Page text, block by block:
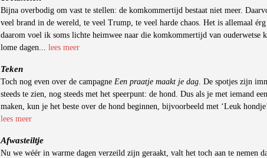
Bijna overbodig om vast te stellen: de komkommertijd bestaat niet meer.
veel brand in de wereld, te veel Trump, te veel harde chaos. Het is allemaal
daarom voel ik soms lichte heimwee naar die komkommertijd van ouderwetse
lome dagen... lees meer
Teken
Toch nog even over de campagne Een praatje maakt je dag. De spotjes zijn
steeds te zien, nog steeds met het speerpunt: de hond. Dus als je met iemand
maken, kun je het beste over de hond beginnen, bijvoorbeeld met ‘Leuk
lees meer
Afwasteiltje
Nu we wéér in warme dagen verzeild zijn geraakt, valt het toch aan te nemen